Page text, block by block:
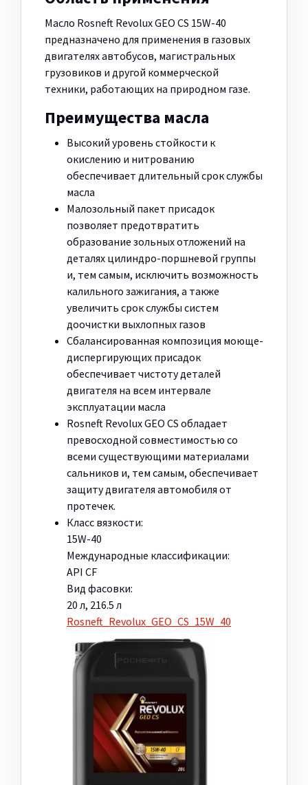
Масло Rosneft Revolux GEO CS 15W-40
предназначено для применения в газовых
двигателях автобусов, магистральных
грузовиков и другой коммерческой
техники, работающих на природном газе.
Преимущества масла
Высокий уровень стойкости к
окислению и нитрованию
обеспечивает длительный срок службы
масла
Малозольный пакет присадок
позволяет предотвратить
образование зольных отложений на
деталях цилиндро-поршневой группы
и, тем самым, исключить возможность
калильного зажигания, а также
увеличить срок службы систем
доочистки выхлопных газов
Сбалансированная композиция моюще-
диспергирующих присадок
обеспечивает чистоту деталей
двигателя на всем интервале
эксплуатации масла
Rosneft Revolux GEO CS обладает
превосходной совместимостью со
всеми существующими материалами
сальников и, тем самым, обеспечивает
защиту двигателя автомобиля от
протечек.
Класс вязкости:
15W-40
Международные классификации:
API CF
Вид фасовки:
20 л, 216.5 л
Rosneft_Revolux_GEO_CS_15W_40